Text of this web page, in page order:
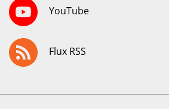
YouTube
Flux RSS